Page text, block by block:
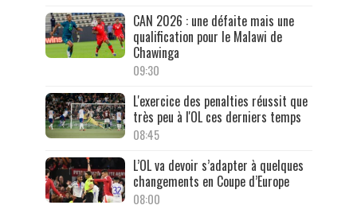
CAN 2026 : une défaite mais une
qualification pour le Malawi de
Chawinga
09:30
L'exercice des penalties réussit que
très peu à l'OL ces derniers temps
08:45
L’OL va devoir s’adapter à quelques
changements en Coupe d’Europe
08:00